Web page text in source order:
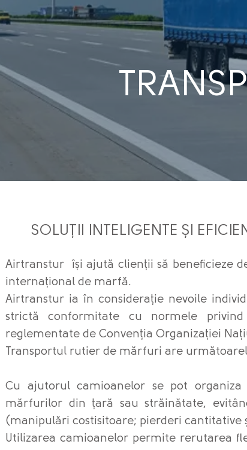
SOLUȚII INTELIGENTE ȘI
Airtranstur își ajută clienții să beneficieze
internațional de marfă.
Airtranstur ia în considerație nevoile
strictă conformitate cu normele
reglementate de Convenția Organizației
Transportul rutier de mărfuri are
Cu ajutorul camioanelor se pot
mărfurilor din țară sau străinătate,
(manipulări costisitoare; pierderi cantitative
Utilizarea camioanelor permite rerutarea